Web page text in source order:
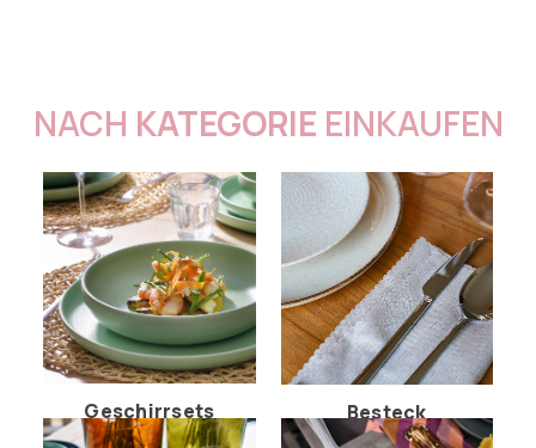
NACH KATEGORIE EINKAUFEN
Geschirrsets Besteck